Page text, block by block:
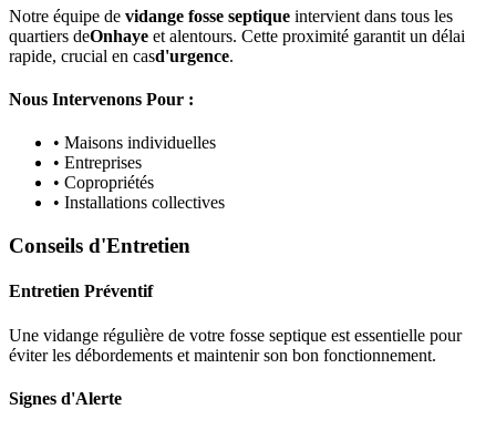
Notre équipe de vidange fosse septique intervient dans tous les
quartiers deOnhaye et alentours. Cette proximité garantit un délai
rapide, crucial en casd'urgence.
Nous Intervenons Pour :
• Maisons individuelles
• Entreprises
• Copropriétés
• Installations collectives
Conseils d'Entretien
Entretien Préventif
Une vidange régulière de votre fosse septique est essentielle pour
éviter les débordements et maintenir son bon fonctionnement.
Signes d'Alerte